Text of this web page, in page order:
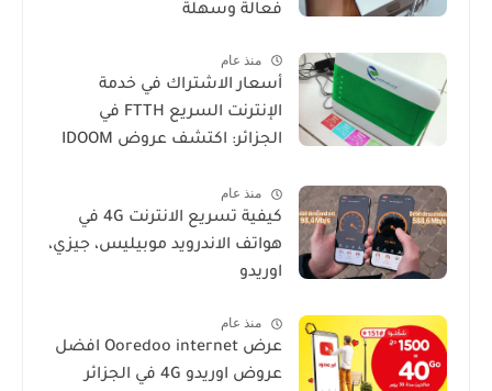
فعالة وسهلة
منذ عام
أسعار الاشتراك في خدمة
الإنترنت السريع FTTH في
الجزائر: اكتشف عروض IDOOM
منذ عام
كيفية تسريع الانترنت 4G في
هواتف الاندرويد موبيليس، جيزي،
اوريدو
منذ عام
عرض Ooredoo internet افضل
عروض اوريدو 4G في الجزائر